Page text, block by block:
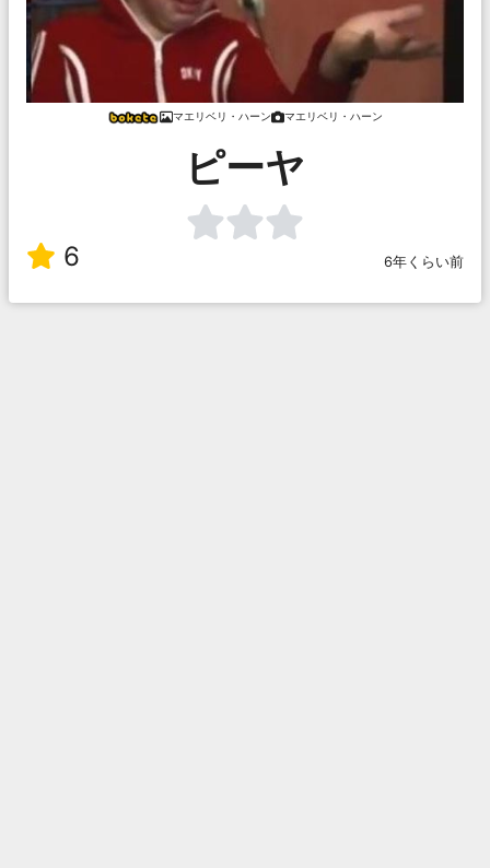
マエリベリ・ハーン マエリベリ・ハーン
ピーヤ
6 6年くらい前